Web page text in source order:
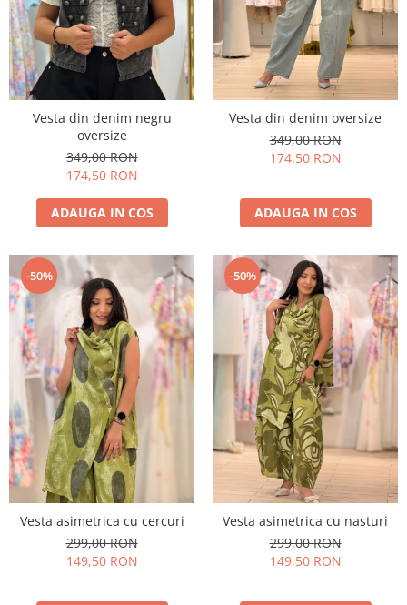
Costume de baie
Vesta din denim negru
oversize
349,00 RON
174,50 RON
ADAUGA IN COS
Vesta din denim oversize
349,00 RON
174,50 RON
ADAUGA IN COS
-50%
Vesta asimetrica cu cercuri
299,00 RON
149,50 RON
-50%
Vesta asimetrica cu nasturi
299,00 RON
149,50 RON